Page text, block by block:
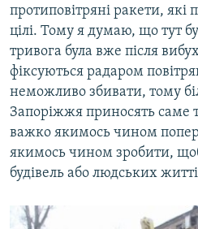
протиповітряні ракети, які
цілі. Тому я думаю, що тут
тривога була вже після
фіксуються радаром
неможливо збивати, тому
Запоріжжя приносять саме
важко якимось чином
якимось чином зробити,
будівель або людських